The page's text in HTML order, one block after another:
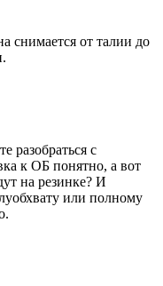
снимается от талии до
разобраться с
к ОБ понятно, а вот
на резинке? И
или полному